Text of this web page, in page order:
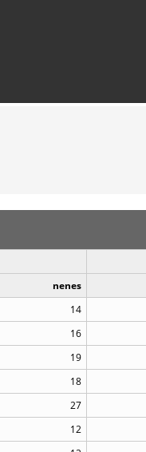
nenes
14
16
19
18
27
12